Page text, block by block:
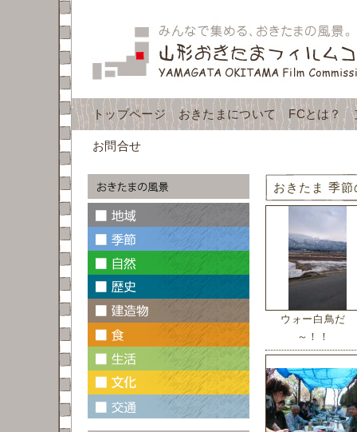
トップページ おきたまについて FCとは？
お問合せ
おきたま 季節
ウォー白鳥だ
～！！